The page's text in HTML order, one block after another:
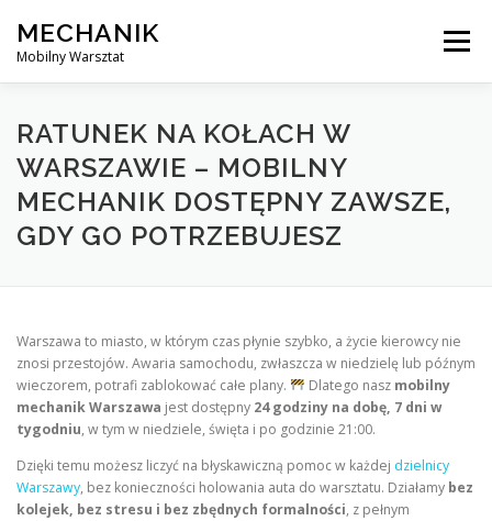
content
MECHANIK
Mobilny Warsztat
Menu
MOBILNY MECHANIK ELEKTRYK SAMOCHODOWY
BLOG KONTAKT
RATUNEK NA KOŁACH W
WARSZAWIE – MOBILNY
MECHANIK DOSTĘPNY ZAWSZE,
GDY GO POTRZEBUJESZ
Warszawa to miasto, w którym czas płynie szybko, a życie kierowcy nie
znosi przestojów. Awaria samochodu, zwłaszcza w niedzielę lub późnym
wieczorem, potrafi zablokować całe plany.
Dlatego nasz mobilny
mechanik Warszawa jest dostępny 24 godziny na dobę, 7 dni w
tygodniu, w tym w niedziele, święta i po godzinie 21:00.
Dzięki temu możesz liczyć na błyskawiczną pomoc w każdej dzielnicy
Warszawy, bez konieczności holowania auta do warsztatu. Działamy bez
kolejek, bez stresu i bez zbędnych formalności, z pełnym